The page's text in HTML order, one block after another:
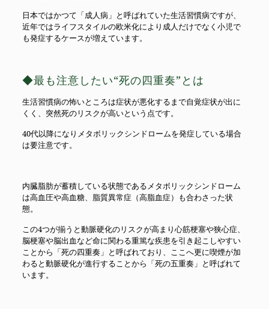
日本ではかつて「成人病」と呼ばれていた生活習慣病ですが、
近年ではライフスタイルの欧米化により成人だけでなく小児で
も発症するケースが増えています。
◆最も注意したい“死の四重奏”とは
生活習慣病の怖いところは症状が悪化するまで自覚症状が出に
くく、突然死のリスクが高いという点です。
40代以降になりメタボリックシンドロームを発症している場合
は要注意です。
内臓脂肪が蓄積している状態であるメタボリックシンドローム
は高血圧や高血糖、脂質異常症（高脂血症）も合わさった状
態。
この4つが揃うと動脈硬化のリスクが高まり心筋梗塞や狭心症、
脳梗塞や脳出血など命に関わる重篤な疾患を引き起こしやすい
ことから「死の四重奏」と呼ばれており、ここへ更に喫煙が加
わると動脈硬化が進行することから「死の五重奏」と呼ばれて
います。